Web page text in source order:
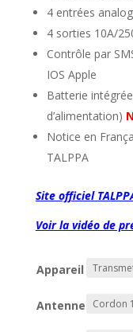
4 entrées
4 sorties 10A/
Contrôle par
IOS Apple
Batterie
d’alimentation)
Notice en
TALPPA
Site officiel
Voir la vidéo de
Appareil
Antenne